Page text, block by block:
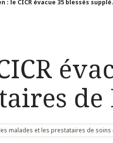
: le CICR évacue 35 blessés
de
malades et les prestataires de soins